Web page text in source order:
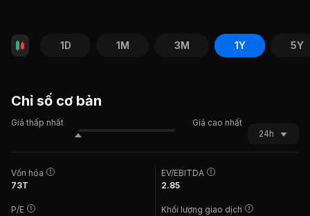
1D 1M 3M 1Y 5Y
Chỉ số cơ bản
Giá thấp nhất
Giá cao nhất
24h
Vốn hóa
73T
P/E
EV/EBITDA
2.85
Khối lượng giao dịch